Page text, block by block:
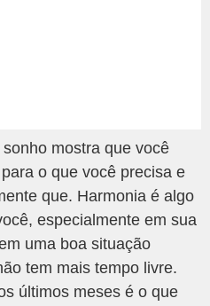
mostra que você
o que você precisa e
que. Harmonia é algo
especialmente em sua
uma boa situação
tem mais tempo livre.
últimos meses é o que